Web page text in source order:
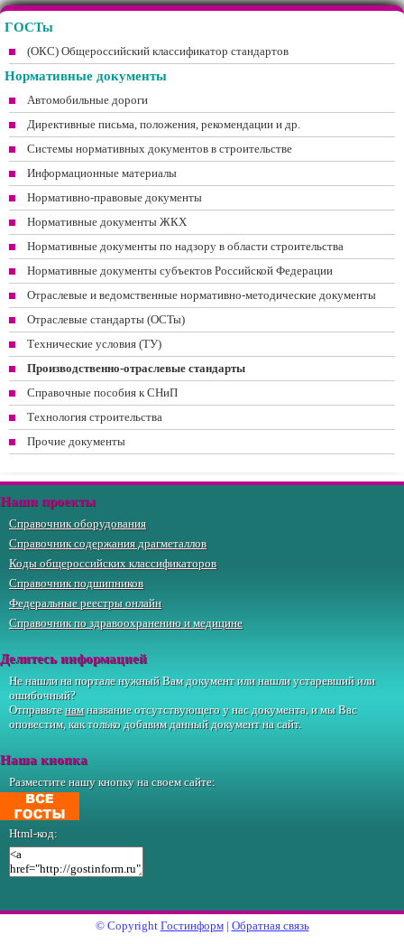
ГОСТы
(ОКС) Общероссийский классификатор стандартов
Нормативные документы
Автомобильные дороги
Директивные письма, положения, рекомендации и др.
Системы нормативных документов в строительстве
Информационные материалы
Нормативно-правовые документы
Нормативные документы ЖКХ
Нормативные документы по надзору в области строительства
Нормативные документы субъектов Российской Федерации
Отраслевые и ведомственные нормативно-методические документы
Отраслевые стандарты (ОСТы)
Технические условия (ТУ)
Производственно-отраслевые стандарты
Справочные пособия к СНиП
Технология строительства
Прочие документы
Наши проекты
Справочник оборудования
Справочник содержания драгметаллов
Коды общероссийских классификаторов
Справочник подшипников
Федеральные реестры онлайн
Справочник по здравоохранению и медицине
Делитесь информацией
Не нашли на портале нужный Вам документ или нашли устаревший или
ошибочный?
Отправьтенамназвание отсутствующего у нас документа, и мы Вас
оповестим, как только добавим данный документ на сайт.
Наша кнопка
Разместите нашу кнопку на своем сайте:
Html-код:
© Copyright Гостинформ| Обратная связь